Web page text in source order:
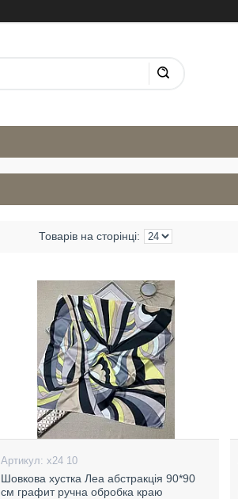
х24 10
Шовкова хустка Леа абстракція 90*90
см графит ручна обробка краю